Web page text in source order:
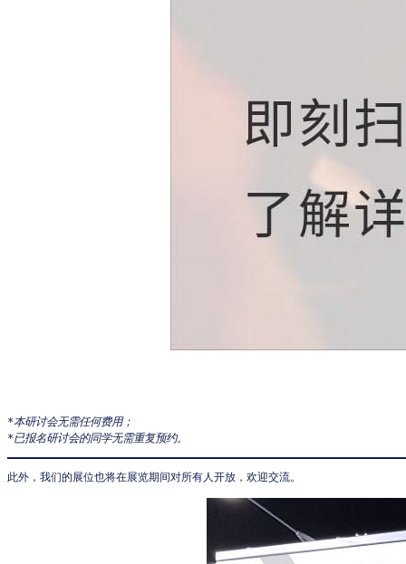
*本研讨会无需任何费用；
*已报名研讨会的同学无需重复预约。
此外，我们的展位也将在展览期间对所有人开放，欢迎交流。